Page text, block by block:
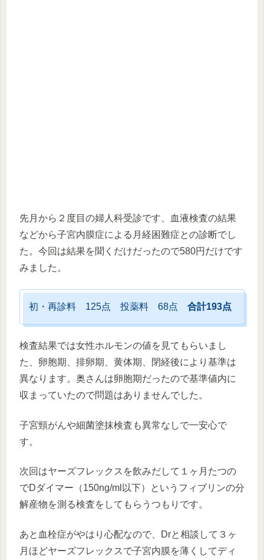
先月から２度目の婦人科受診です、血液検査の結果
などから子宮内膜症による月経困難症との診断でし
た。今回は結果を聞くだけだったので580円だけです
みました。
初・再診料 125点 投薬料 68点 合計193点
検査結果では女性ホルモンの値を見てもらいまし
た、卵胞期、排卵期、黄体期、閉経後により基準は
異なります。奥さんは卵胞期だったので基準値内に
収まっていたので問題はありませんでした。
子宮頸がんや細菌塗抹検査も異常なしで一安心で
す。
次回はヤーズフレックスを飲みだして１ヶ月たつの
でDダイマー（150ng/ml以下）というフィブリンの分
解産物を測る検査をしてもらうつもりです。
あと血栓症がやはり心配なので、Drと相談して３ヶ
月ほどヤーズフレックスで子宮内膜を薄くしてディ